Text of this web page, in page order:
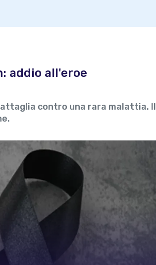
addio all'eroe
contro una rara malattia. Il